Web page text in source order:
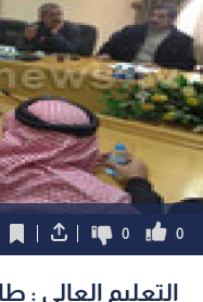
0
0
التعليم العالي :